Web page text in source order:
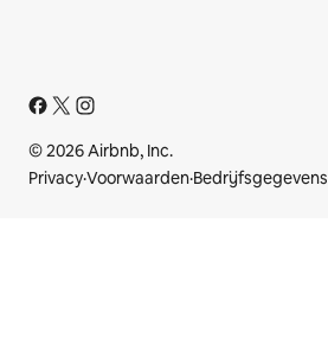
© 2026 Airbnb, Inc.
Privacy·Voorwaarden·Bedrijfsgegevens